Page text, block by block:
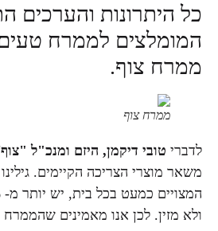
כל היתרונות והערכים
המומלצים לממרח טעים
ממרח צוף.
ממרח צוף
לדבריטובי דיקמן, היזם ומנכ"ל "צוף",
משאר מוצרי הצריכה הקיימים.
ולא מזין. לכן אנו מאמינים שהממרח